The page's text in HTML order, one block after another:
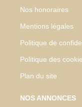
Nos honoraires
Mentions légales
Politique de
Politique des
Plan du site
NOS ANNONCES